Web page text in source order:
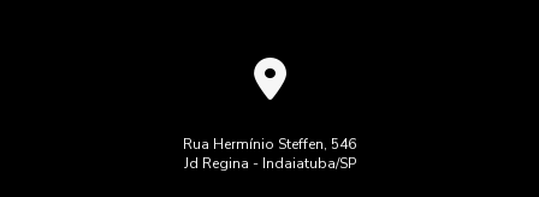
Rua Hermínio Steffen, 546
Jd Regina - Indaiatuba/SP